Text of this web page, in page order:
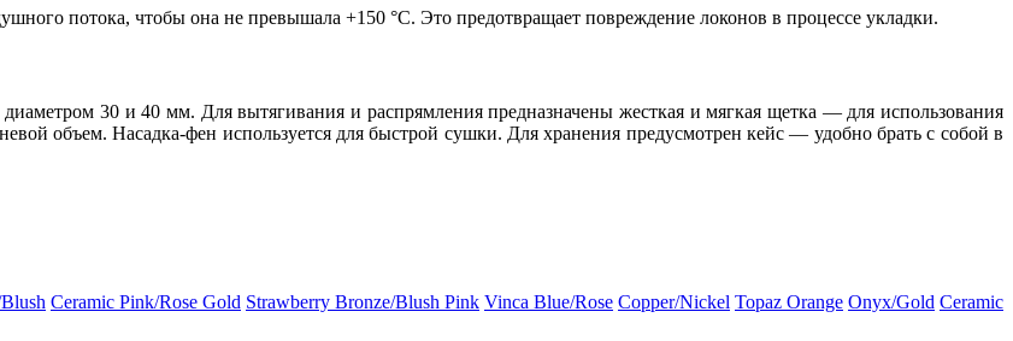
потока, чтобы она не превышала +150 °C. Это предотвращает повреждение локонов в процессе укладки.
30 и 40 мм. Для вытягивания и распрямления предназначены жесткая и мягкая щетка — для использования
объем. Насадка-фен используется для быстрой сушки. Для хранения предусмотрен кейс — удобно брать с собой в
Ceramic Pink/Rose Gold Strawberry Bronze/Blush Pink Vinca Blue/Rose Copper/Nickel Topaz Orange Onyx/Gold Ceramic